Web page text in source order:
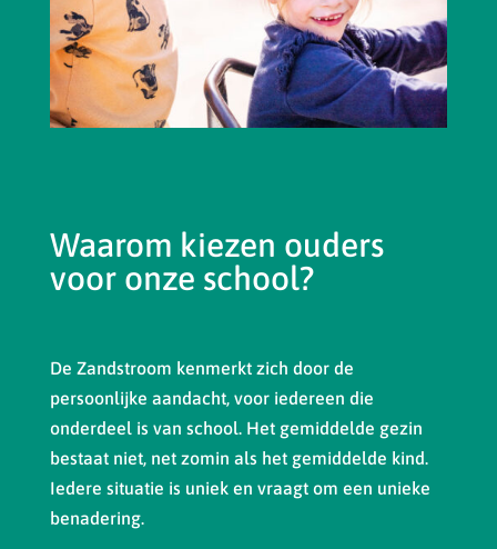
Waarom kiezen ouders
voor onze school?
De Zandstroom kenmerkt zich door de
persoonlijke aandacht, voor iedereen die
onderdeel is van school. Het gemiddelde gezin
bestaat niet, net zomin als het gemiddelde kind.
Iedere situatie is uniek en vraagt om een unieke
benadering.